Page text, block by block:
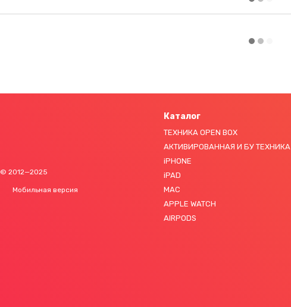
© 2012—2025
Мобильная версия
Каталог
ТЕХНИКА OPEN BOX
АКТИВИРОВАННАЯ И БУ ТЕХНИКА
iPHONE
iPAD
MAC
APPLE WATCH
AIRPODS